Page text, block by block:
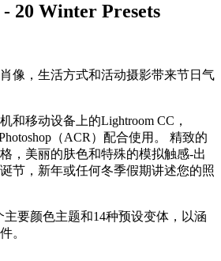
20 Winter Presets
像，生活方式和活动摄影带来节日气
和移动设备上的Lightroom CC，
（ACR）配合使用。 精致的
，美丽的肤色和特殊的模拟触感-出
节，新年或任何冬季假期讲述您的照
主要颜色主题和14种预设变体，以涵
。